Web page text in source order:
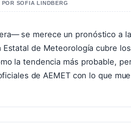
SOFIA LINDBERG
se merece un pronóstico a
de Meteorología cubre
la tendencia más probable,
de AEMET con lo que